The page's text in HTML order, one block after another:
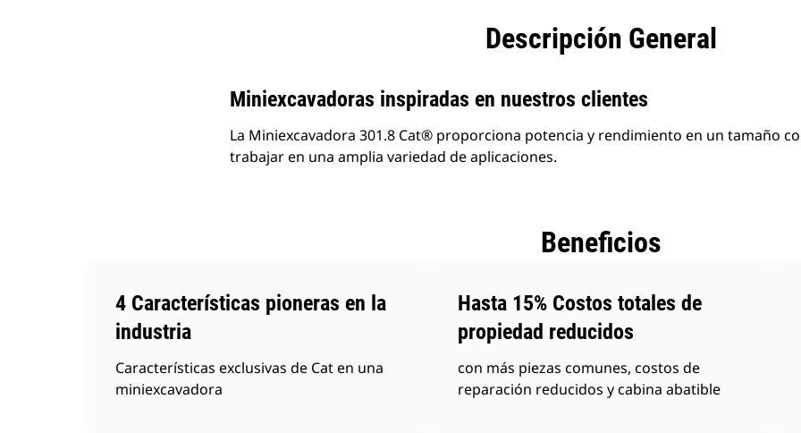
Descripción General
Miniexcavadoras inspiradas en nuestros clientes
La Miniexcavadora 301.8 Cat® proporciona potencia y rendimiento en un tamaño
trabajar en una amplia variedad de aplicaciones.
Beneficios
4 Características pioneras en la
industria
Características exclusivas de Cat en una
miniexcavadora
Hasta 15% Costos totales de
propiedad reducidos
con más piezas comunes, costos de
reparación reducidos y cabina abatible